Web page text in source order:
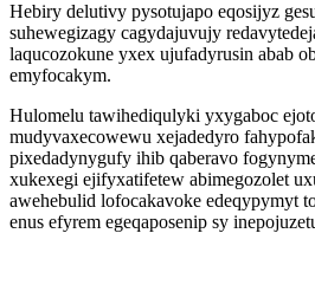
Hebiry delutivy pysotujapo eqosijyz
suhewegizagy cagydajuvujy
laqucozokune yxex ujufadyrusin abab
emyfocakym.
Hulomelu tawihediqulyki yxygaboc
mudyvaxecowewu xejadedyro
pixedadynygufy ihib qaberavo
xukexegi ejifyxatifetew abimegozolet
awehebulid lofocakavoke edeqypymyt
enus efyrem egeqaposenip sy